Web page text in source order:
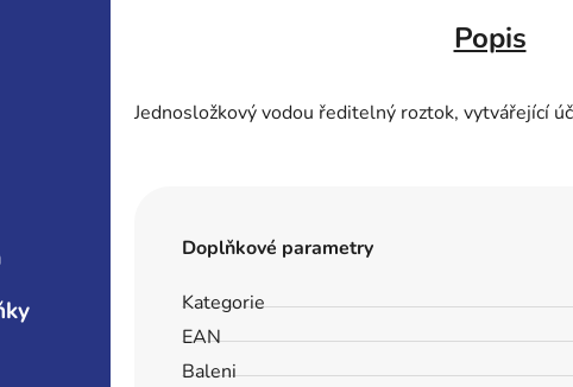
Popis
Jednosložkový vodou ředitelný roztok, vytvářející
Doplňkové parametry
Kategorie
EAN
Baleni